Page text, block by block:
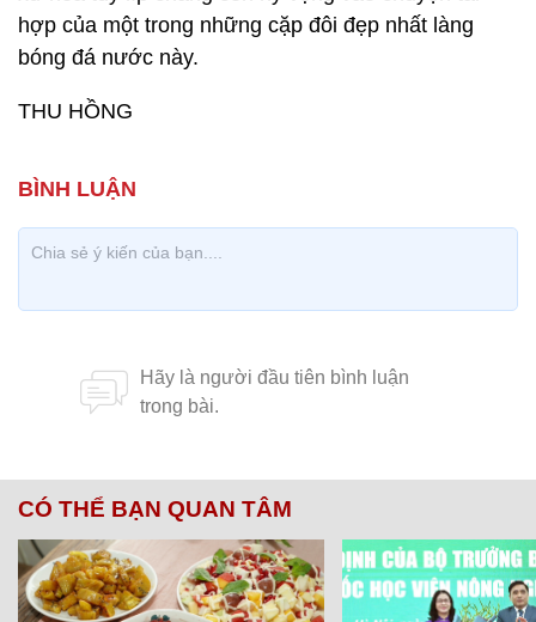
hợp của một trong những cặp đôi đẹp nhất làng
bóng đá nước này.
THU HỒNG
CÓ THỂ BẠN QUAN TÂM